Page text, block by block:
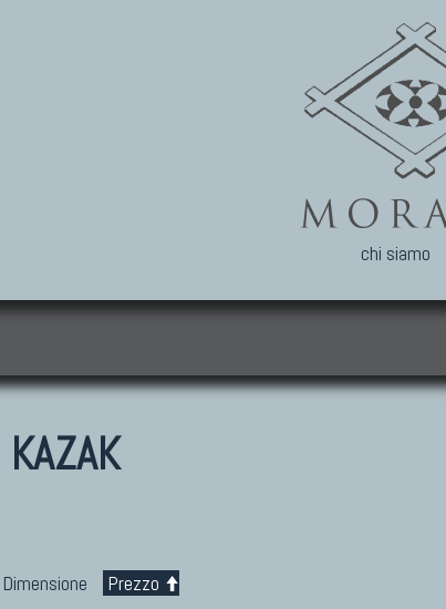
chi siamo
KAZAK
Dimensione Prezzo